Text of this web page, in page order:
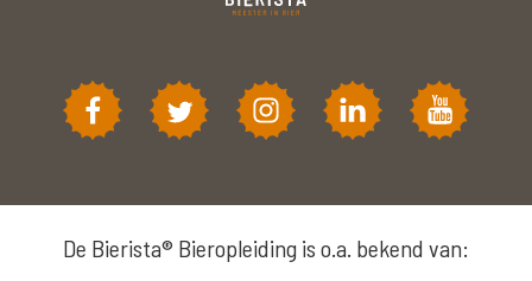
De Bierista® Bieropleiding is o.a. bekend van: